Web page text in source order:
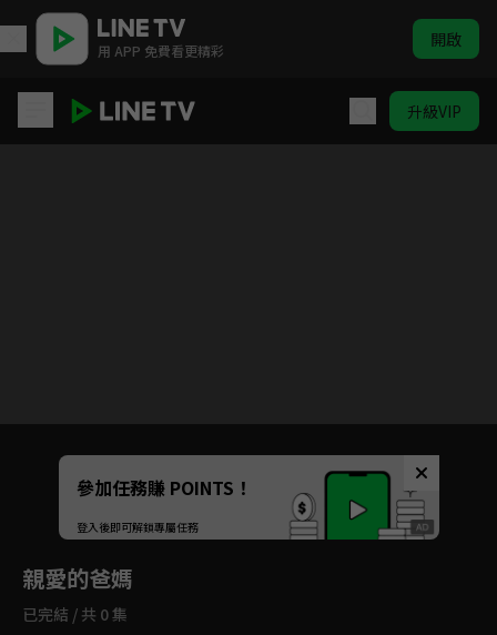
用 APP 免費看更精彩 開啟
升級VIP
Unmute
如有不便請見諒
參加任務賺 POINTS！
登入後即可解鎖專屬任務
親愛的爸媽
已完結 / 共 0 集